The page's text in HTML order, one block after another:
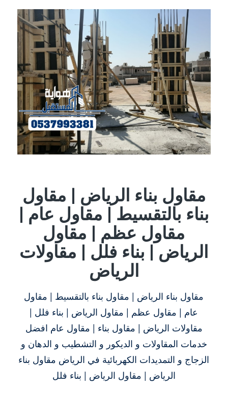
مقاول بناء الرياض | مقاول
بناء بالتقسيط | مقاول عام |
مقاول عظم | مقاول
الرياض | بناء فلل | مقاولات
الرياض
مقاول بناء الرياض | مقاول بناء بالتقسيط | مقاول
عام | مقاول عظم | مقاول الرياض | بناء فلل |
مقاولات الرياض | مقاول بناء | مقاول عام افضل
خدمات المقاولات و الديكور و التشطيب و الدهان و
الزجاج و التمديدات الكهربائية في الرياض مقاول بناء
الرياض | مقاول الرياض | بناء فلل